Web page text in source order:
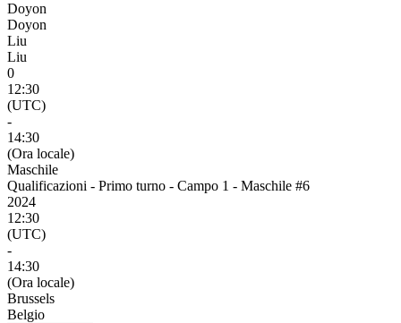
Doyon
Doyon
Liu
Liu
0
12:30
(UTC)
-
14:30
(Ora locale)
Maschile
Qualificazioni - Primo turno - Campo 1 - Maschile #6
2024
12:30
(UTC)
-
14:30
(Ora locale)
Brussels
Belgio